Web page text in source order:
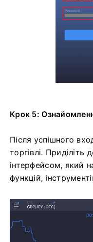
Крок 5:
Після успішного
торгівлі.
інтерфейсом, який
функцій,